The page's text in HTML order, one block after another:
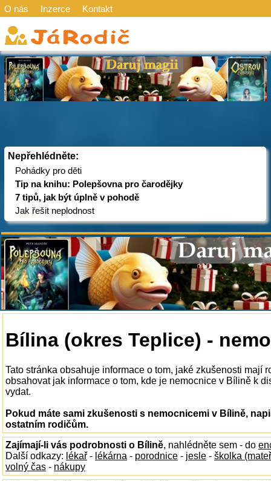
O nás Inzerce Kontakt
Nepřehlédněte:
Pohádky pro děti
Tip na knihu: Polepšovna pro čarodějky
7 tipů, jak být úplně v pohodě
Jak řešit neplodnost
Bílina (okres Teplice) -
Tato stránka obsahuje informace o tom, jaké zkušenosti mají
obsahovat jak informace o tom, kde je nemocnice v Bílině k
vydat.
Pokud máte sami zkušenosti s nemocnicemi v Bílině,
ostatním rodičům.
Zajímají-li vás podrobnosti o Bílině, nahlédněte sem - do
Další odkazy: lékař - lékárna - porodnice - jesle - školka
volný čas - nákupy